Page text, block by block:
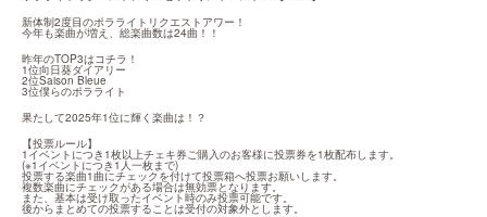
新体制2度目のポラライトリクエストアワー！
今年も楽曲が増え、総楽曲数は24曲！！
昨年のTOP3はコチラ！
1位向日葵ダイアリー
2位Saison Bleue
3位僕らのポラライト
果たして2025年1位に輝く楽曲は！？
【投票ルール】
1イベントにつき1枚以上チェキ券ご購入のお客様に投票券を1枚配布します。
(※1イベントにつき1人一枚まで)
投票する楽曲1曲にチェックを付けて投票箱へ投票お願いします。
複数楽曲にチェックがある場合は無効票となります。
また、基本は受け取ったイベント時のみ投票可能です。
後からまとめての投票することは受付の対象外とします。